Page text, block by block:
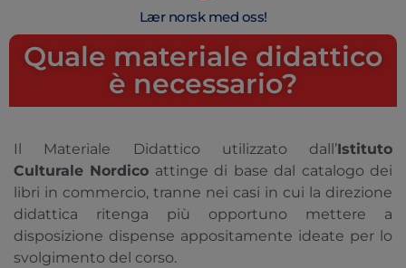
Lær norsk med oss!
Quale materiale didattico
è necessario?
Il Materiale Didattico utilizzato dall’Istituto
Culturale Nordico attinge di base dal catalogo dei
libri in commercio, tranne nei casi in cui la direzione
didattica ritenga più opportuno mettere a
disposizione dispense appositamente ideate per lo
svolgimento del corso.